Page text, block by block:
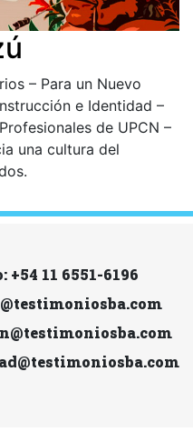
– Para un Nuevo
e Identidad –
de UPCN –
una cultura del
+54 11 6551-6196